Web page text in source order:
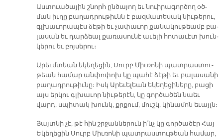
Աս­տուա­ծա­յին շնորհ ըն­ծա­յող եւ նուի­րա­գոր­ծող օծ­
ման իւ­ղը բա­ղադ­րու­թիւնն է բազ­մա­տե­սակ նիւ­թե­րու,
գլխա­ւո­րա­պէս ձէ­թի եւ չա­փա­ւոր քա­նա­կու­թեամբ բա­
լա­սան եւ դար­ձեալ քա­ռա­սու­նէ ա­ւե­լի հո­տա­ւէտ խուն­
կե­րու եւ բոյ­սե­րու։
Ա­րեւմ­տեան ե­կե­ղե­ցին, Սուրբ Միւ­ռո­նի պատ­րաս­տու­
թեան հա­մար ան­փո­փոխ կը պա­հէ ձէ­թի եւ բա­լա­սա­նի
բա­ղադ­րու­թիւ­նը։ Իսկ Ա­րե­ւե­լեան ե­կե­ղե­ցի­նե­րը, բա­ցի
այս եր­կու գլխա­ւոր նիւ­թե­րէն, կը գոր­ծա­ծեն նաեւ
վարդ, սպի­տակ խունկ, քրքում, մուշկ, կի­նա­մոն ե­ւայլն։
Յայտ­նի չէ, թէ հին շրջան­նե­րուն ի՛նչ կը գոր­ծա­ծէր Հայ
Ե­կե­ղե­ցին Սուրբ Միւ­ռո­նի պատ­րաս­տու­թեան հա­մար,